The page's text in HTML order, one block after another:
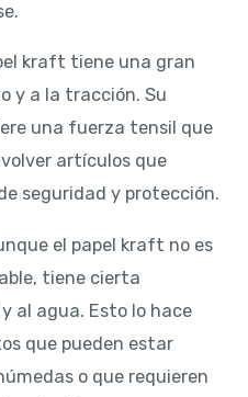
kraft tiene una gran
y a la tracción. Su
una fuerza tensil que
artículos que
seguridad y protección.
el papel kraft no es
tiene cierta
al agua. Esto lo hace
que pueden estar
o que requieren